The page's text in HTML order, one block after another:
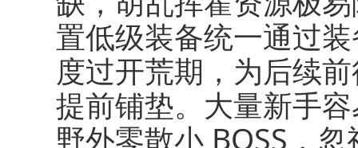
置低级装备统一通过
度过开荒期，为后续
提前铺垫。大量新手
野外零散小 BOSS，